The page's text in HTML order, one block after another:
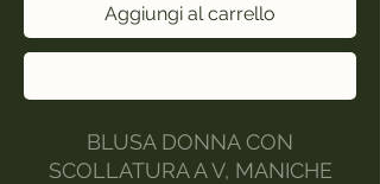
Aggiungi al carrello
BLUSA DONNA CON
SCOLLATURA A V, MANICHE